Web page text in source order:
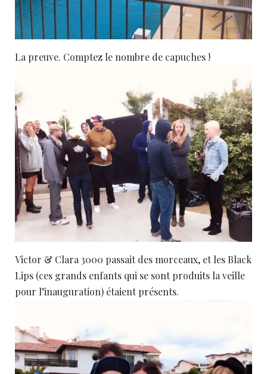
La preuve. Comptez le nombre de capuches !
Victor & Clara 3000 passait des morceaux, et les Black
Lips (ces grands enfants qui se sont produits la veille
pour l’inauguration) étaient présents.